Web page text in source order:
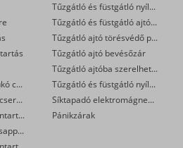
Tűzgátló ajtó ajtócsukó csere
Pánikzárak javítása, cseréje
Tűzgátló kapu karbantartás
Tűzgátló, füstgátló csappantyú karbantartás
Tűzgátló és füstgátló nyílászárók
Tűzgátló és füstgátló ajtóalkatrészek (zsanér, rugó, stift, tömítés…)
Tűzgátló ajtó törésvédő pajzs és kilincsgarnitúra (kilincs-kilincs, vagy gomb-kilincs)
Tűzgátló ajtó bevésőzár
Tűzgátló ajtóba szerelhető zárbetét
Tűzgátló és füstgátló nyílászárókra szerelhető ajtócsukó és soroló
Síktapadó elektromágnesek
Pánikzárak